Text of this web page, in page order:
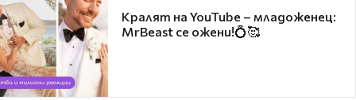
Кралят на YouTube – младоженец:
MrBeast се ожени!💍🥰